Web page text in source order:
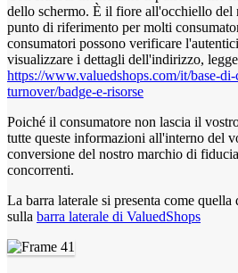
dello schermo. È il fiore all'occhiello del
punto di riferimento per molti
consumatori possono verificare
visualizzare i dettagli dell'indirizzo,
https://www.valuedshops.com/it/base-
turnover/badge-e-risorse
Poiché il consumatore non lascia il
tutte queste informazioni all'interno del
conversione del nostro marchio di
concorrenti.
La barra laterale si presenta come
sulla barra laterale di ValuedShops